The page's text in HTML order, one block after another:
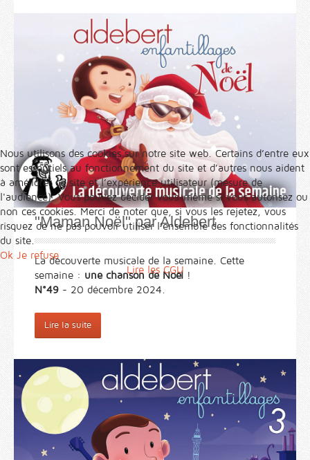
"Maman Noël" par Aldebert
La découverte musicale de la semaine. Cette
semaine : une chanson de Noël !
N°49 - 20 décembre 2024.
Lire la suite
Nous utilisons des cookies sur notre site web. Certains d’entre eux
sont essentiels au fonctionnement du site et d’autres nous aident
à améliorer ce site et l’expérience utilisateur (mesure de
l'audience). Vous pouvez décider vous-même si vous autorisez ou
non ces cookies. Merci de noter que, si vous les rejetez, vous
risquez de ne pas pouvoir utiliser l’ensemble des fonctionnalités
du site.
Ok Je refuse
Lire les CGU